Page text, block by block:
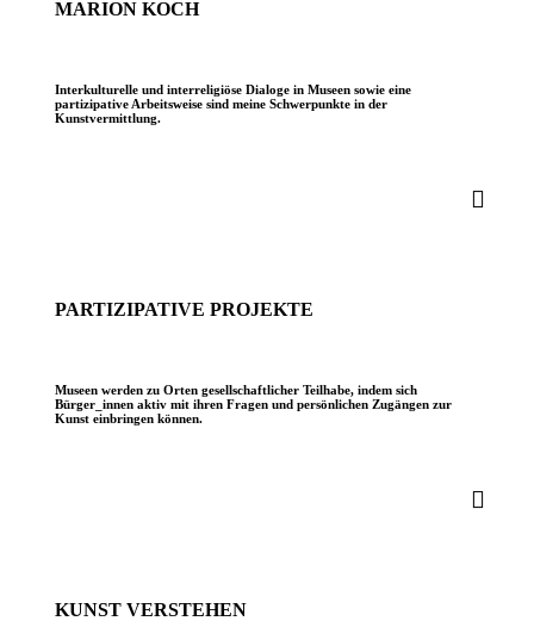
MARION KOCH
Interkulturelle und interreligiöse Dialoge in Museen sowie eine
partizipative Arbeitsweise sind meine Schwerpunkte in der
Kunstvermittlung.
PARTIZIPATIVE PROJEKTE
Museen werden zu Orten gesellschaftlicher Teilhabe, indem sich
Bürger_innen aktiv mit ihren Fragen und persönlichen Zugängen zur
Kunst einbringen können.
KUNST VERSTEHEN